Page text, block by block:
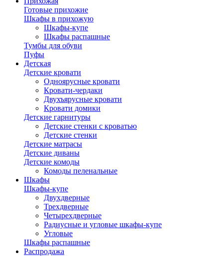
Готовые прихожие
Шкафы в прихожую
Шкафы-купе
Шкафы распашные
Тумбы для обуви
Пуфы
Детская
Детские кровати
Одноярусные кровати
Кровати-чердаки
Двухъярусные кровати
Кровати домики
Детские гарнитуры
Детские стенки с кроватью
Детские стенки
Детские матрасы
Детские диваны
Детские комоды
Комоды пеленальные
Шкафы
Шкафы-купе
Двухдверные
Трехдверные
Четырехдверные
Радиусные и угловые шкафы-купе
Угловые
Шкафы распашные
Распродажа